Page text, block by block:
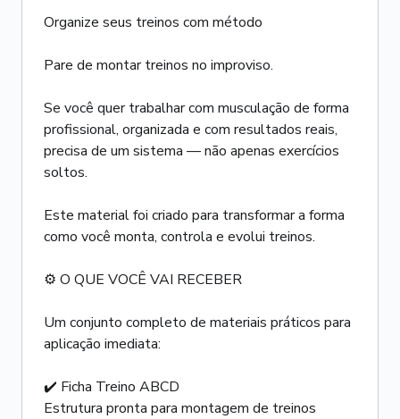
Organize seus treinos com método
Pare de montar treinos no improviso.
Se você quer trabalhar com musculação de forma
profissional, organizada e com resultados reais,
precisa de um sistema — não apenas exercícios
soltos.
Este material foi criado para transformar a forma
como você monta, controla e evolui treinos.
⚙️ O QUE VOCÊ VAI RECEBER
Um conjunto completo de materiais práticos para
aplicação imediata:
✔️ Ficha Treino ABCD
Estrutura pronta para montagem de treinos